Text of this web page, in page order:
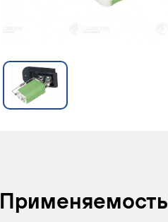
Применяемость